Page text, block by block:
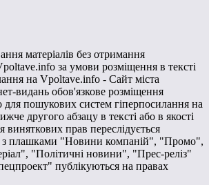
матеріалів без отримання
за умови розміщення в тексті
на Vpoltave.info - Сайт міста
видань обов'язкове розміщення
для пошукових систем гіперпосилання на
другого абзацу в тексті або в якості
прав переслідується
з плашками "Новини компаній", "Промо",
"Політичні новини", "Прес-реліз"
публікуються на правах